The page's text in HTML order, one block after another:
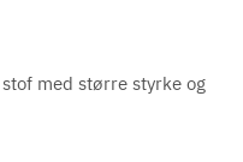
med større styrke og